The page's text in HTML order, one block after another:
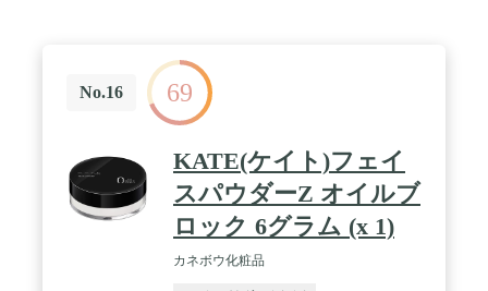
No.16 69
KATE(ケイト)フェイ
スパウダーZ オイルブ
ロック 6グラム (x 1)
カネボウ化粧品